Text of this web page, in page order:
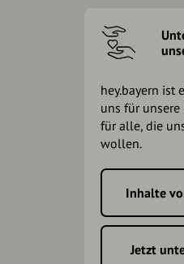
hey.bayern ist
uns für
für alle, die
wollen.
Inhalte
Jetzt